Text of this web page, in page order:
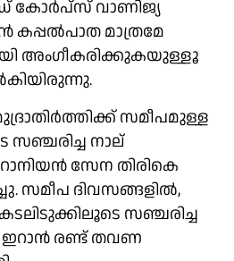
കോർപ്സ് വാണിജ്യ
മാത്രമേ
അംഗീകരിക്കുകയുള്ളൂ
സമീപമുള്ള
നാല്
സേന തിരികെ
സമീപ ദിവസങ്ങളിൽ,
സഞ്ചരിച്ച
രണ്ട് തവണ